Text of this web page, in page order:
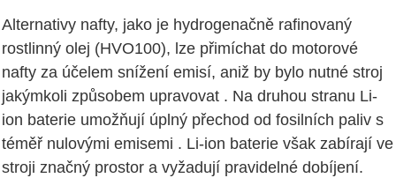
Alternativy nafty, jako je hydrogenačně rafinovaný
rostlinný olej (HVO100), lze přimíchat do motorové
nafty za účelem snížení emisí, aniž by bylo nutné stroj
jakýmkoli způsobem upravovat . Na druhou stranu Li-
ion baterie umožňují úplný přechod od fosilních paliv s
téměř nulovými emisemi . Li-ion baterie však zabírají ve
stroji značný prostor a vyžadují pravidelné dobíjení.